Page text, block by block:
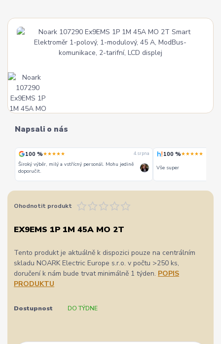
Napsali o nás
100 %★★★★★ 4. srpna
Široký výběr, milý a vstřícný personál. Mohu jedině
doporučit.
100 %★★★★★
Vše super
Ohodnotit produkt
EX9EMS 1P 1M 45A MO 2T
Tento produkt je aktuálně k dispozici pouze na centrálním
skladu NOARK Electric Europe s.r.o. v počtu >250 ks,
doručení k nám bude trvat minimálně 1 týden. POPIS
PRODUKTU
Dostupnost DO TÝDNE